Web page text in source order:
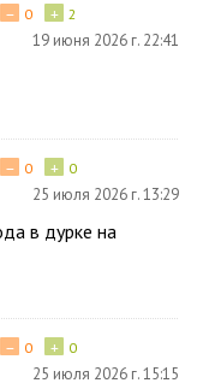
+ 2
− 0
19 июня 2026 г. 22:41
+ 0
− 0
25 июля 2026 г. 13:29
в дурке на
+ 0
− 0
25 июля 2026 г. 15:15